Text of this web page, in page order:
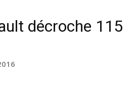
décroche 115